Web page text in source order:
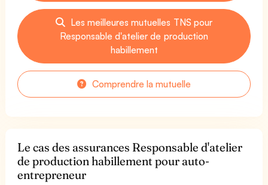
Les meilleures mutuelles TNS pour
Responsable d'atelier de production
habillement
Comprendre la mutuelle
Le cas des assurances Responsable d'atelier
de production habillement pour auto-
entrepreneur